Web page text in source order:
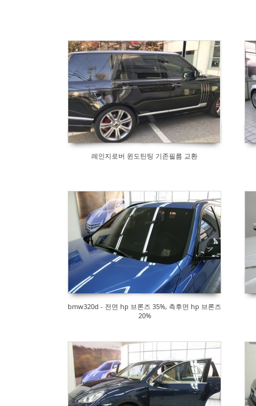
레인지로버 윈도틴팅 기존필름 교환
bmw320d - 전면 hp 브론즈 35%, 측후면 hp 브론즈
20%